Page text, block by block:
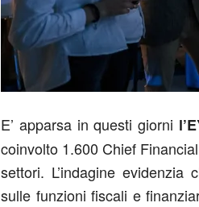
E’ apparsa in questi giorni
coinvolto 1.600 Chief
settori. L’indagine evidenzia
sulle funzioni fiscali e